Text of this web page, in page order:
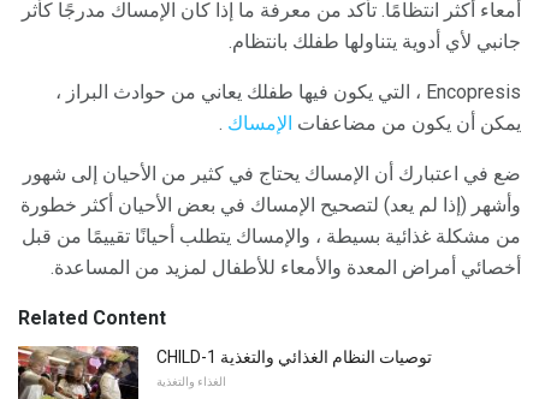
أمعاء أكثر انتظامًا. تأكد من معرفة ما إذا كان الإمساك مدرجًا كأثر
جانبي لأي أدوية يتناولها طفلك بانتظام.
Encopresis ، التي يكون فيها طفلك يعاني من حوادث البراز ،
يمكن أن يكون من مضاعفات الإمساك .
ضع في اعتبارك أن الإمساك يحتاج في كثير من الأحيان إلى شهور
وأشهر (إذا لم يعد) لتصحيح الإمساك في بعض الأحيان أكثر خطورة
من مشكلة غذائية بسيطة ، والإمساك يتطلب أحيانًا تقييمًا من قبل
أخصائي أمراض المعدة والأمعاء للأطفال لمزيد من المساعدة.
Related Content
CHILD-1 توصيات النظام الغذائي والتغذية
الغذاء والتغذية